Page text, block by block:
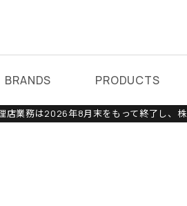
BRANDS PRODUCTS
店業務は2026年8月末をもって終了し、株